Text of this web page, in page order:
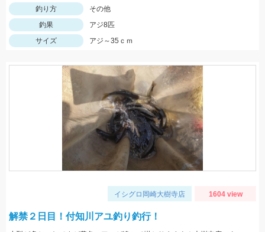
釣り方
その他
釣果
アジ8匹
サイズ
アジ～35ｃｍ
イシグロ岡崎大樹寺店 1604 view
解禁２日目！付知川アユ釣り釣行！